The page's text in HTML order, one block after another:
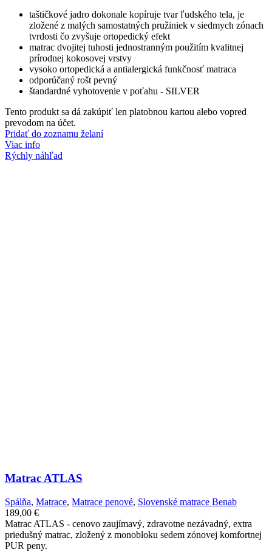
taštičkové jadro dokonale kopíruje tvar ľudského tela, je
zložené z malých samostatných pružiniek v siedmych zónach
tvrdosti čo zvyšuje ortopedický efekt
matrac dvojitej tuhosti jednostranným použitím kvalitnej
prírodnej kokosovej vrstvy
vysoko ortopedická a antialergická funkčnosť matraca
odporúčaný rošt pevný
štandardné vyhotovenie v poťahu - SILVER
Tento produkt sa dá zakúpiť len platobnou kartou alebo vopred
prevodom na účet.
Pridať do zoznamu želaní
Viac info
Rýchly náhľad
Matrac ATLAS
Spálňa, Matrace, Matrace penové, Slovenské matrace Benab
189,00 €
Matrac ATLAS - cenovo zaujímavý, zdravotne nezávadný, extra
priedušný matrac, zložený z monobloku sedem zónovej komfortnej
PUR peny.